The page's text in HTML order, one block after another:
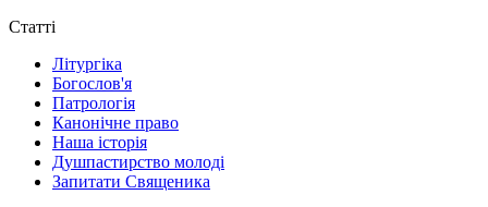
Статті
Літургіка
Богослов'я
Патрологія
Канонічне право
Наша історія
Душпастирство молоді
Запитати Священика